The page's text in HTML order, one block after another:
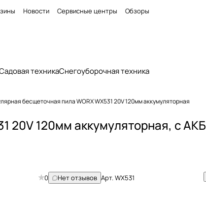
Новости Сервисные центры Обзоры
техникаСнегоуборочная техника
бесщеточная пила WORX WX531 20V 120мм аккумуляторная
20V 120мм аккумуляторная, с АКБ
0 Нет отзывов Арт.WX531